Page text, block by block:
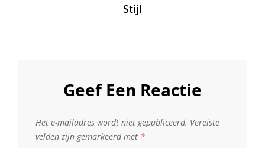
Stijl
Geef Een Reactie
Het e-mailadres wordt niet gepubliceerd. Vereiste
velden zijn gemarkeerd met *